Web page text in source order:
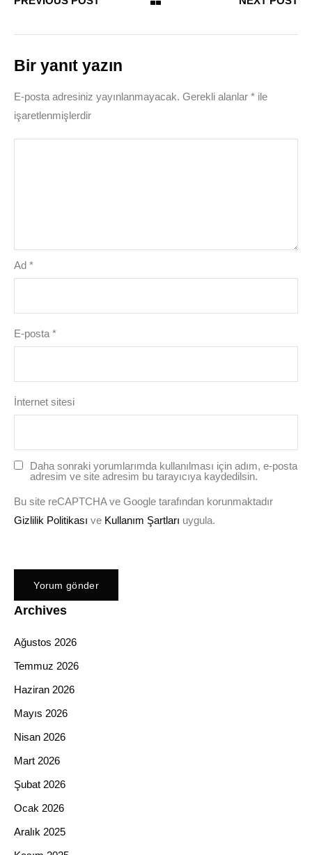
Bir yanıt yazın
E-posta adresiniz yayınlanmayacak. Gerekli alanlar * ile
işaretlenmişlerdir
Ad *
E-posta *
İnternet sitesi
Daha sonraki yorumlarımda kullanılması için adım, e-posta
adresim ve site adresim bu tarayıcıya kaydedilsin.
Bu site reCAPTCHA ve Google tarafından korunmaktadır
Gizlilik Politikası ve Kullanım Şartları uygula.
Archives
Ağustos 2026
Temmuz 2026
Haziran 2026
Mayıs 2026
Nisan 2026
Mart 2026
Şubat 2026
Ocak 2026
Aralık 2025